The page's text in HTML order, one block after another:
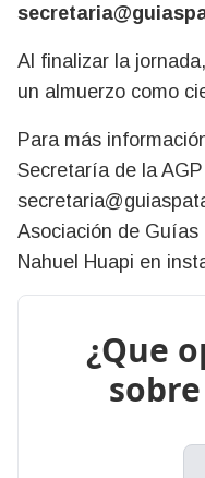
Al finalizar la
un almuerzo como
Para más
Secretaría de la
Asociación de Guías
Nahuel Huapi en
¿Que